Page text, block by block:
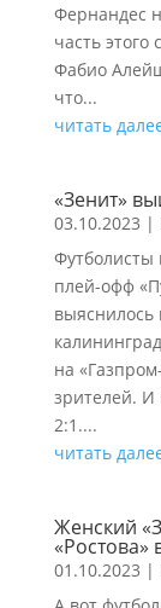
Фернандес
часть
Фабио
что...
читать
«Зенит»
03.10.2023 |
Футболисты
плей-офф
выяснилось
на
зрителей. И
2:1....
читать
Женский
«Ростова»
01.10.2023 |